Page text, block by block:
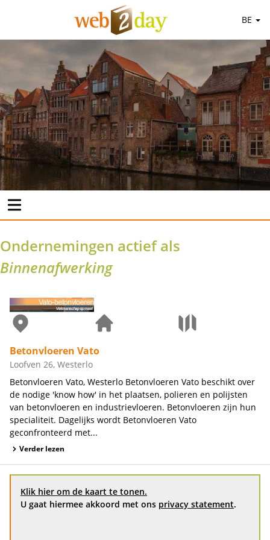
BE
Ondernemingen actief als
Binnenafwerking
Betonvloeren Vato
Loofven 26, Westerlo
Betonvloeren Vato, Westerlo Betonvloeren Vato beschikt over
de nodige 'know how' in het plaatsen, polieren en polijsten
van betonvloeren en industrievloeren. Betonvloeren zijn hun
specialiteit. Dagelijks wordt Betonvloeren Vato
geconfronteerd met...
Verder lezen
Klik hier om de kaart te tonen.
U gaat hiermee akkoord met ons privacy statement.